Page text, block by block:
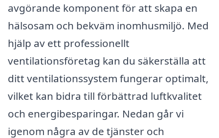
avgörande komponent för att skapa en
hälsosam och bekväm inomhusmiljö. Med
hjälp av ett professionellt
ventilationsföretag kan du säkerställa att
ditt ventilationssystem fungerar optimalt,
vilket kan bidra till förbättrad luftkvalitet
och energibesparingar. Nedan går vi
igenom några av de tjänster och